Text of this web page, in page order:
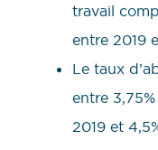
travail
entre 2019
Le taux
entre
2019 et